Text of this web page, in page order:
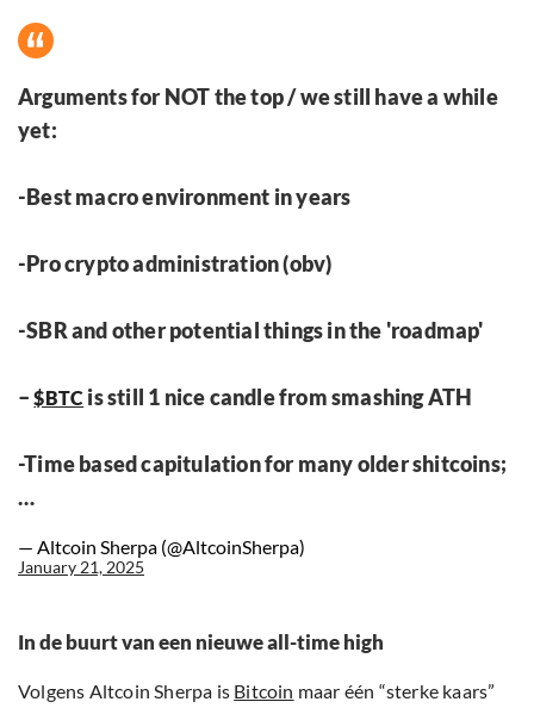
Arguments for NOT the top / we still have a while
yet:
-Best macro environment in years
-Pro crypto administration (obv)
-SBR and other potential things in the 'roadmap'
–$BTC is still 1 nice candle from smashing ATH
-Time based capitulation for many older shitcoins;
…
— Altcoin Sherpa (@AltcoinSherpa)
January 21, 2025
In de buurt van een nieuwe all-time high
Volgens Altcoin Sherpa is Bitcoin maar één “sterke kaars”